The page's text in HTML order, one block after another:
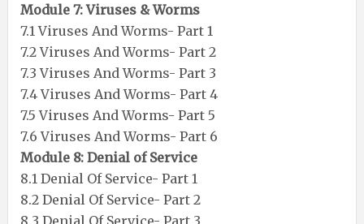
Module 7: Viruses & Worms
7.1 Viruses And Worms- Part 1
7.2 Viruses And Worms- Part 2
7.3 Viruses And Worms- Part 3
7.4 Viruses And Worms- Part 4
7.5 Viruses And Worms- Part 5
7.6 Viruses And Worms- Part 6
Module 8: Denial of Service
8.1 Denial Of Service- Part 1
8.2 Denial Of Service- Part 2
8.3 Denial Of Service- Part 3